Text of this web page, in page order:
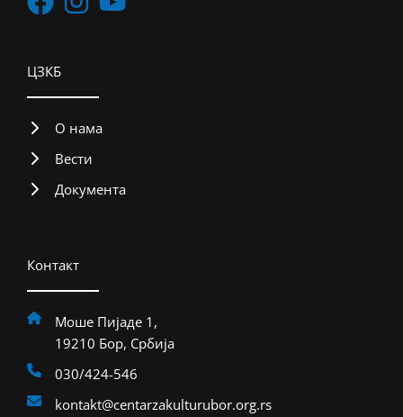
ЦЗКБ
О нама
Вести
Документа
Контакт
Моше Пијаде 1,
19210 Бор, Србија
030/424-546
kontakt@centarzakulturubor.org.rs